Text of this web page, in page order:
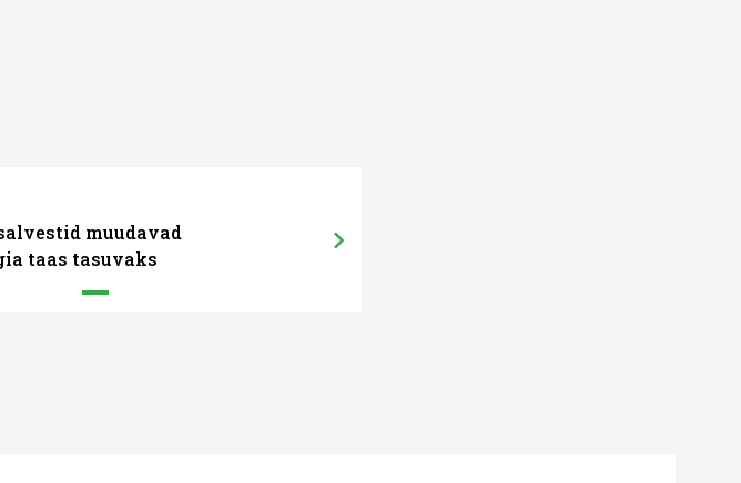
muudavad
taas tasuvaks